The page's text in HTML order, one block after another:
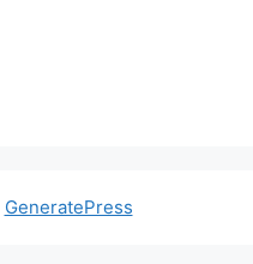
GeneratePress